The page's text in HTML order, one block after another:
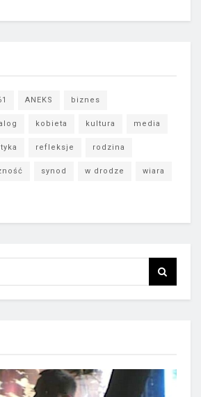
ANEKS biznes
kobieta kultura media
refleksje rodzina
synod w drodze wiara